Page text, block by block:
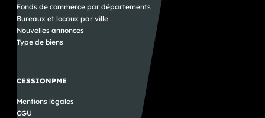
Fonds de commerce par départements
Bureaux et locaux par ville
Nouvelles annonces
Type de biens
CESSIONPME
Mentions légales
CGU